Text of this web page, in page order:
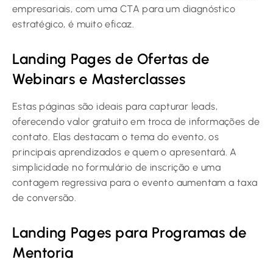
empresariais, com uma CTA para um diagnóstico
estratégico, é muito eficaz.
Landing Pages de Ofertas de
Webinars e Masterclasses
Estas páginas são ideais para capturar leads,
oferecendo valor gratuito em troca de informações de
contato. Elas destacam o tema do evento, os
principais aprendizados e quem o apresentará. A
simplicidade no formulário de inscrição e uma
contagem regressiva para o evento aumentam a taxa
de conversão.
Landing Pages para Programas de
Mentoria